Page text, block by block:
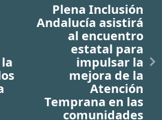
Plena Inclusión
Andalucía asistirá
al encuentro
estatal para
impulsar la
mejora de la
Atención
Temprana en las
comunidades